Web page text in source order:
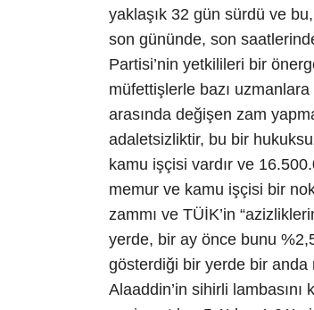
yaklaşık 32 gün sürdü ve
son gününde, son
Partisi’nin yetkilileri bir
müfettişlerle bazı
arasında değişen zam
adaletsizliktir, bu bir
kamu işçisi vardır ve
memur ve kamu işçisi bir
zammı ve TÜİK’in
yerde, bir ay önce bunu
gösterdiği bir yerde bir
Alaaddin’in sihirli